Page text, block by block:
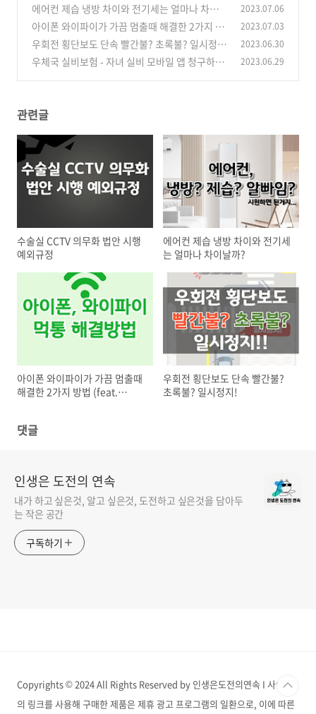
에어컨 제습 냉방 차이와 전기세는 얼마나 차이날
까?
(0)
2023.07.06
아이폰 와이파이가 가끔 멈출때 해결한 2가지 방
법 (feat. iPhone 13 pro) (0)
2023.07.03
우회전 횡단보도 단속 빨간불? 초록불? 일시정
지!
(0)
2023.06.30
우체국 실비보험 - 자녀 실비 모바일 앱 청구하기 2023.06.29
관련글
수술실 CCTV 의무화 법안 시행
예외규정
에어컨 제습 냉방 차이와 전기세
는 얼마나 차이날까?
아이폰 와이파이가 가끔 멈출때
해결한 2가지 방법 (feat.
우회전 횡단보도 단속 빨간불?
초록불? 일시정지!
댓글
인생은 도전의 연속
내가 하고 싶은것, 알고 싶은것, 도전하고 싶은것을 담아두
는 작은 공간
구독하기
Copyrights © 2024 All Rights Reserved by 인생은도전의연속 I 사이트
의 링크를 사용해 구매한 제품은 제휴 광고 프로그램의 일환으로, 이에 따른